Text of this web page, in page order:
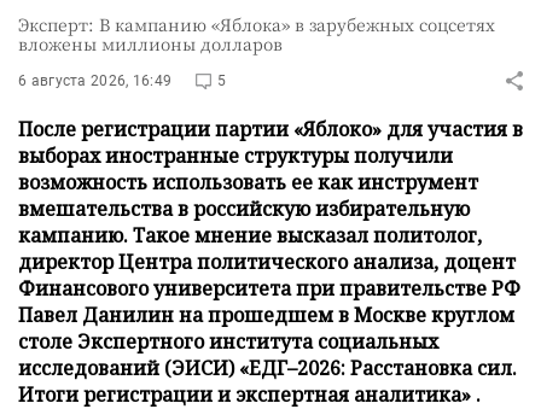
Эксперт: В кампанию «Яблока» в зарубежных соцсетях
вложены миллионы долларов
6 августа 2026, 16:49 5
После регистрации партии «Яблоко» для участия в
выборах иностранные структуры получили
возможность использовать ее как инструмент
вмешательства в российскую избирательную
кампанию. Такое мнение высказал политолог,
директор Центра политического анализа, доцент
Финансового университета при правительстве РФ
Павел Данилин на прошедшем в Москве круглом
столе Экспертного института социальных
исследований (ЭИСИ) «ЕДГ–2026: Расстановка сил.
Итоги регистрации и экспертная аналитика» .